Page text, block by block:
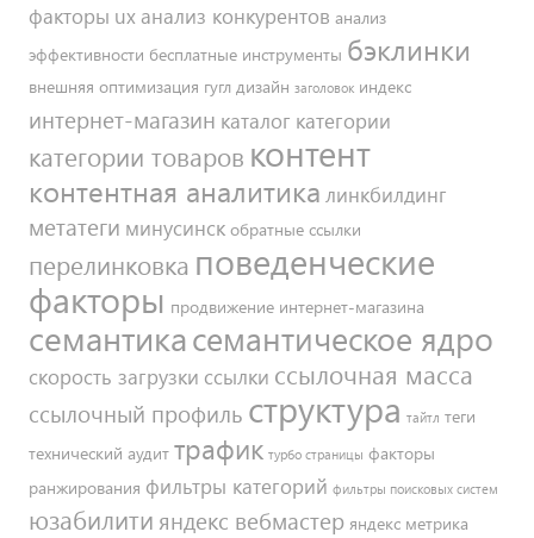
факторы ux анализ конкурентов анализ
эффективности бесплатные инструменты бэклинки
внешняя оптимизация гугл дизайн заголовок индекс
интернет-магазин каталог категории
категории товаров контент
контентная аналитика линкбилдинг
метатеги минусинск обратные ссылки
перелинковка поведенческие
факторы продвижение интернет-магазина
семантикасемантическое ядро
скорость загрузки ссылки ссылочная масса
ссылочный профиль структура тайтл теги
технический аудит трафик турбо страницы факторы
ранжирования фильтры категорий фильтры поисковых систем
юзабилити яндекс вебмастер яндекс метрика